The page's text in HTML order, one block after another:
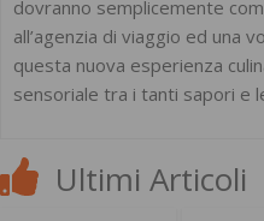
dovranno semplicemente
all’agenzia di viaggio ed una
questa nuova esperienza
sensoriale tra i tanti sapori e
Ultimi Articoli